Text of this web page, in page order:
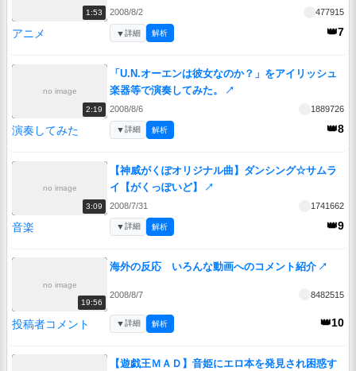
1:53 2008/8/2 477915
アニメ 👑7
▼詳細 解析
no image
2:19
「U.N.オーエンは彼女なのか？」をアイリッシュ
楽器等で演奏してみた。
↗
2008/8/6 1889726
演奏してみた 👑8
▼詳細 解析
no image
3:09
【神威がくぽオリジナル曲】ダンシング☆サムラ
イ【がくっぽいど】
↗
2008/7/31 1741662
音楽 👑9
▼詳細 解析
no image
19:56
海外の反応 いろんな動画へのコメント紹介 ↗
2008/8/7 8482515
投稿者コメント 👑10
▼詳細 解析
【遊戯王ＭＡＤ】音姫にエロ本を発見され困惑す